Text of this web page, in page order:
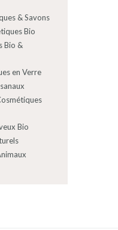
& Savons
Bio
Bio &
en Verre
Bio